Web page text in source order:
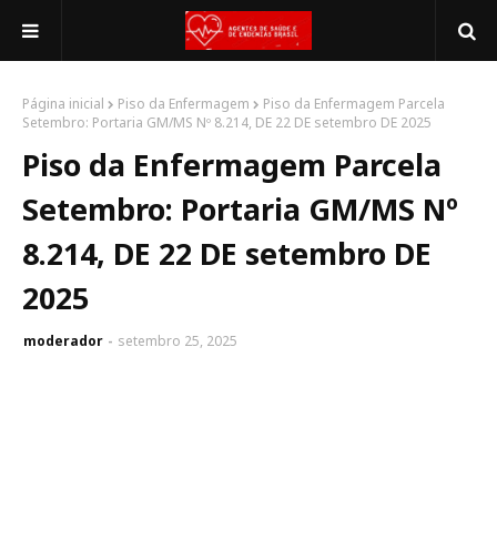
Página inicial Piso da Enfermagem
Piso da Enfermagem Parcela
Setembro: Portaria GM/MS Nº 8.214, DE 22 DE setembro DE 2025
Piso da Enfermagem Parcela
Setembro: Portaria GM/MS Nº
8.214, DE 22 DE setembro DE
2025
moderador setembro 25, 2025